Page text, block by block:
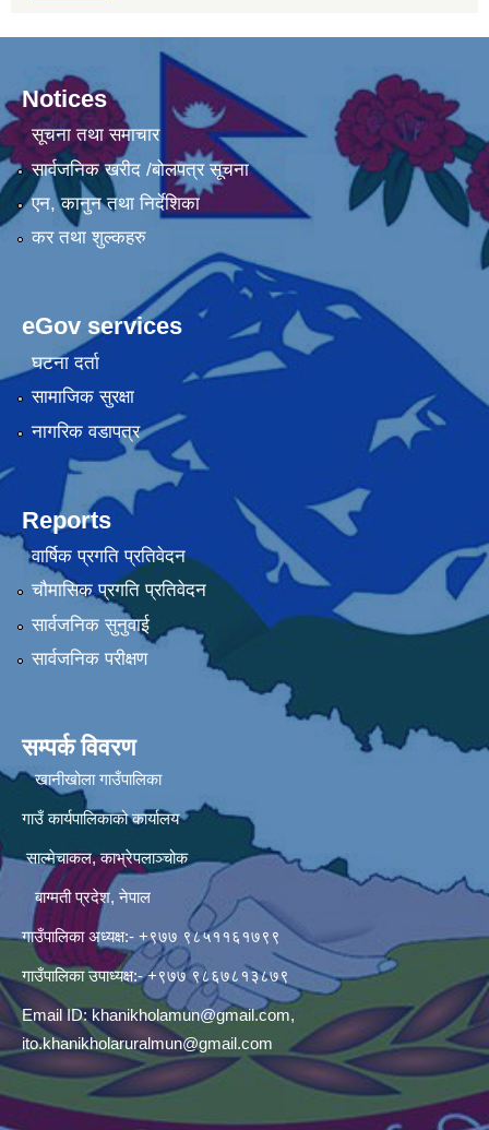
Notices
सूचना तथा समाचार
सार्वजनिक खरीद /बोलपत्र सूचना
एन, कानुन तथा निर्देशिका
कर तथा शुल्कहरु
eGov services
घटना दर्ता
सामाजिक सुरक्षा
नागरिक वडापत्र
Reports
वार्षिक प्रगति प्रतिवेदन
चौमासिक प्रगति प्रतिवेदन
सार्वजनिक सुनुवाई
सार्वजनिक परीक्षण
सम्पर्क विवरण
खानीखोला गाउँपालिका
गाउँ कार्यपालिकाको कार्यालय
साल्मेचाकल, काभ्रेपलाञ्चोक
बाग्मती प्रदेश, नेपाल
गाउँपालिका अध्यक्ष:- +९७७ ९८५११६१७९९
गाउँपालिका उपाध्यक्ष:- +९७७ ९८६७८१३८७९
Email ID:khanikholamun@gmail.com,
ito.khanikholaruralmun@gmail.com